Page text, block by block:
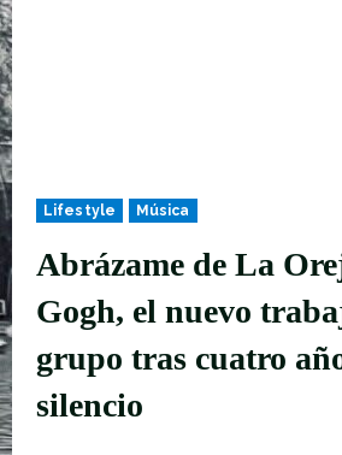
Lifestyle Música
Abrázame de La
Gogh, el nuevo
grupo tras cuatro
silencio